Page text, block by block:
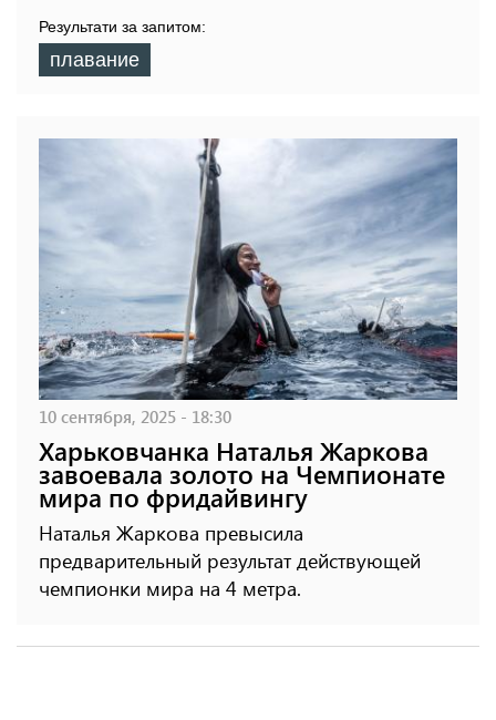
Результати за запитом:
плавание
10 сентября, 2025 - 18:30
Харьковчанка Наталья Жаркова
завоевала золото на Чемпионате
мира по фридайвингу
Наталья Жаркова превысила
предварительный результат действующей
чемпионки мира на 4 метра.